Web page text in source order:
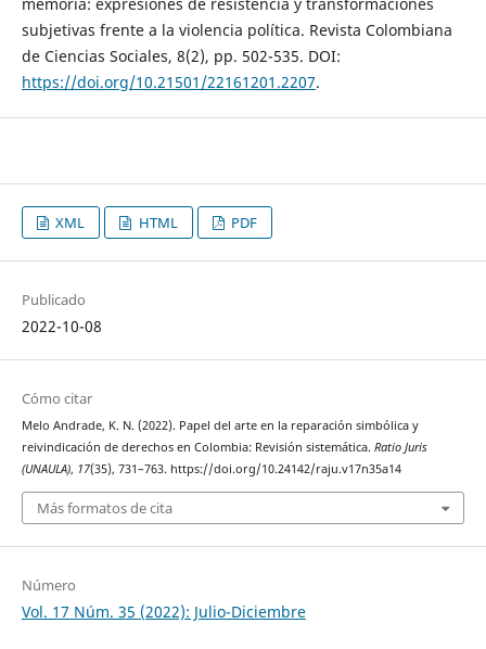
subjetivas frente a la violencia política. Revista Colombiana
de Ciencias Sociales, 8(2), pp. 502-535. DOI:
https://doi.org/10.21501/22161201.2207.
XML HTML PDF
Publicado
2022-10-08
Cómo citar
Melo Andrade, K. N. (2022). Papel del arte en la reparación simbólica y
reivindicación de derechos en Colombia: Revisión sistemática. Ratio Juris
(UNAULA), 17(35), 731–763. https://doi.org/10.24142/raju.v17n35a14
Más formatos de cita
Número
Vol. 17 Núm. 35 (2022): Julio-Diciembre